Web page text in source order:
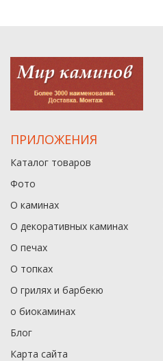
ПРИЛОЖЕНИЯ
Каталог товаров
Фото
О каминах
О декоративных каминах
О печах
О топках
О грилях и барбекю
о биокаминах
Блог
Карта сайта